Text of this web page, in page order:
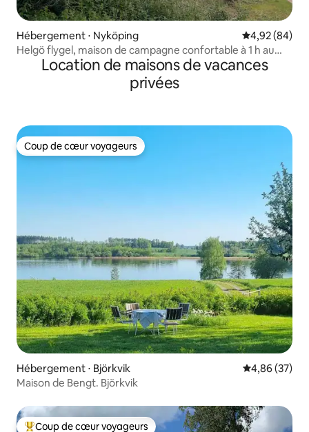
Hébergement ⋅ Nyköping Évaluation
4,92 (84)
Helgö flygel, maison de campagne confortable à 1 h au
sud de Stockholm
Location de maisons de vacances
privées
Coup de cœur voyageurs
Coup de cœur voyageurs
Hébergement ⋅ Björkvik Évaluation
4,86 (37)
Maison de Bengt. Björkvik
Coup de cœur voyageurs